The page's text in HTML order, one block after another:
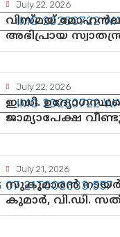
July 22, 2026
വിസ്മയ്
അഭിപ്രായ
ഗുണ്ടായിസത്തിന്
July 22, 2026
ഇ.ഡി.
ജാമ്യാപേക്ഷ
അനുമതി
July 21, 2026
സുകുമാരൻ
കുമാർ, വി.ഡി.